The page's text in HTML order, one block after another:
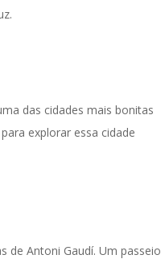
das cidades mais bonitas
explorar essa cidade
de Antoni Gaudí. Um passeio